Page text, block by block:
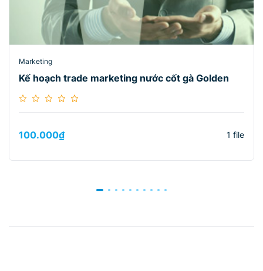
Marketing
Kế hoạch trade marketing nước cốt gà Golden
100.000₫ 1 file